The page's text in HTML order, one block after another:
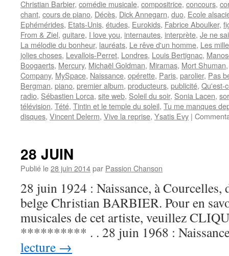
Christian Barbier, comédie musicale, compositrice, concours,
chant, cours de piano, Décès, Dick Annegarn, duo, Ecole
Ephémérides, Etats-Unis, études, Eurokids, Fabrice Aboulker,
From & Ziel, guitare, I love you, internautes, interprète, Je ne
La mélodie du bonheur, lauréats, Le rêve d'un homme, Les
jolies choses, Levallois-Perret, Londres, Louis Bertignac,
Boogaerts, Mercury, Michaël Goldman, Miramas, Mort Shuman
Company, MySpace, Naissance, opérette, Paris, parolier, Pas
Bergman, piano, premier album, producteurs, publicité, Qu'est-
radio, Sébastien Lorca, site web, Soleil du soir, Sonia Lacen,
télévision, Tété, Tintin et le temple du soleil, Tu me manques
disques, Vincent Delerm, Vive la reprise, Ysatis Evy |
28 JUIN
Publié le28 juin 2014par Passion Chanson
28 juin 1924 : Naissance, à Courcelles,
belge Christian BARBIER. Pour en
musicales de cet artiste, veuillez
********** . . 28 juin 1968 :
lecture →